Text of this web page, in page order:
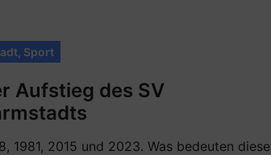
Sport
Aufstieg des SV
1981, 2015 und 2023. Was bedeuten diese